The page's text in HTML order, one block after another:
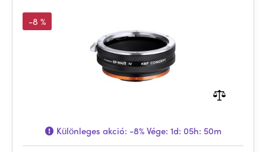
-8 %
Különleges akció: -8%Vége: 1d: 05h: 50m